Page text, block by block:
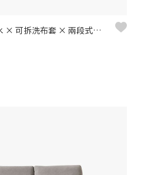
雪菲爾L型布沙發｜耐磨防潑水 × 可拆洗布套 × 兩段式背靠 – 擇木深耕